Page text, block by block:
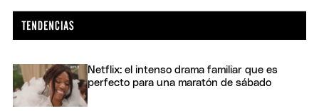
Netflix: el intenso drama familiar que es
perfecto para una maratón de sábado